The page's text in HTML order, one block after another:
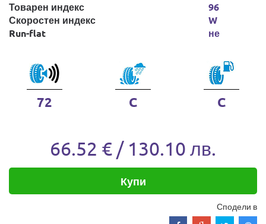
Товарен индекс
Скоростен индекс
Run-flat
96
W
не
72 C C
66.52 € / 130.10 лв.
Купи
Сподели в